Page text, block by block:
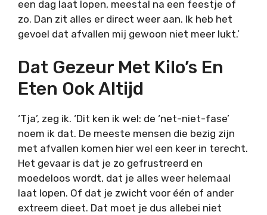
een dag laat lopen, meestal na een feestje of
zo. Dan zit alles er direct weer aan. Ik heb het
gevoel dat afvallen mij gewoon niet meer lukt.’
Dat Gezeur Met Kilo’s En
Eten Ook Altijd
‘Tja’, zeg ik. ‘Dit ken ik wel: de ‘net-niet-fase’
noem ik dat. De meeste mensen die bezig zijn
met afvallen komen hier wel een keer in terecht.
Het gevaar is dat je zo gefrustreerd en
moedeloos wordt, dat je alles weer helemaal
laat lopen. Of dat je zwicht voor één of ander
extreem dieet. Dat moet je dus allebei niet